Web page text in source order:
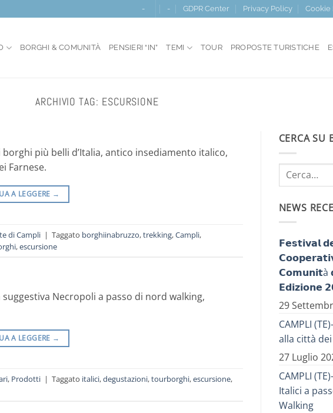
- - GDPR Center Privacy Policy Cookie
BORGHI & COMUNITÀ PENSIERI “IN” TEMI TOUR PROPOSTE TURISTICHE
ARCHIVIO TAG: ESCURSIONE
più belli d’Italia, antico insediamento italico,
Farnese.
A LEGGERE →
di Campli | Taggato borghiinabruzzo,trekking,Campli,
,escursione
Necropoli a passo di nord walking,
A LEGGERE →
, Prodotti | Taggato italici,degustazioni,tourborghi,escursione,
CERCA SU
NEWS
𝗙𝗲𝘀𝘁𝗶𝘃𝗮𝗹
𝗖𝗼𝗺𝘂𝗻𝗶𝘁à
𝗘𝗱𝗶𝘇𝗶𝗼𝗻𝗲
29
CAMPLI
alla città
27 Luglio
CAMPLI
Italici a
Walking